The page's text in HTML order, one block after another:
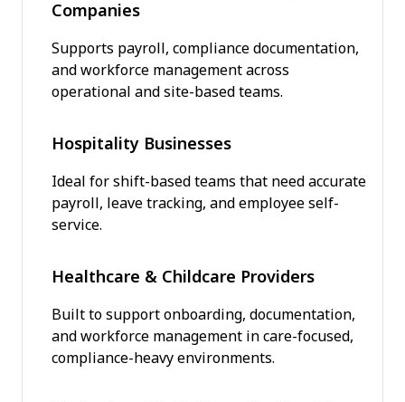
Companies
Supports payroll, compliance documentation,
and workforce management across
operational and site-based teams.
Hospitality Businesses
Ideal for shift-based teams that need accurate
payroll, leave tracking, and employee self-
service.
Healthcare & Childcare Providers
Built to support onboarding, documentation,
and workforce management in care-focused,
compliance-heavy environments.